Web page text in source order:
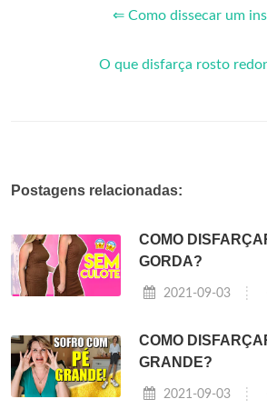
⇐ Como dissecar um
O que disfarça rosto
Postagens relacionadas:
COMO
GORDA?
2021-09-03
COMO
GRANDE?
2021-09-03